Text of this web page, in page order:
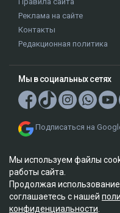
Реклама на сайте
Контакты
Редакционная политика
Мы в социальных сетях
Подписаться на
© 2026. ТОО "Ulys Media
Мы используем файлы
работы сайта.
Продолжая
соглашаетесь с нашей
конфиденциальности